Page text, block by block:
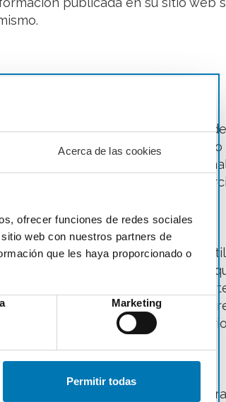
Acerca de las cookies
ofrecer funciones de redes sociales
web con nuestros partners de
que les haya proporcionado o
Marketing
Permitir todas
el servidor envía al ordenador
imprescindibles para el correcto
carácter temporal, con la única
ningún caso, estas cookies
la web reconozca el navegador
el acceso de los usuarios
exclusivamente a ellos sin
de tráfico, controlar el
pero beneficiosas para el
en base a un perfil